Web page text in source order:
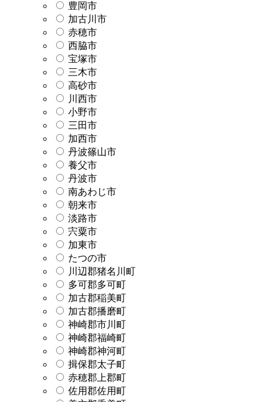
豊岡市
加古川市
赤穂市
西脇市
宝塚市
三木市
高砂市
川西市
小野市
三田市
加西市
丹波篠山市
養父市
丹波市
南あわじ市
朝来市
淡路市
宍粟市
加東市
たつの市
川辺郡猪名川町
多可郡多可町
加古郡稲美町
加古郡播磨町
神崎郡市川町
神崎郡福崎町
神崎郡神河町
揖保郡太子町
赤穂郡上郡町
佐用郡佐用町